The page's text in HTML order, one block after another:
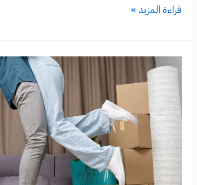
5
لتقوية
وتعزيز
العلاقة
بين
الوالدين
والأبناء
قراءة المزيد »